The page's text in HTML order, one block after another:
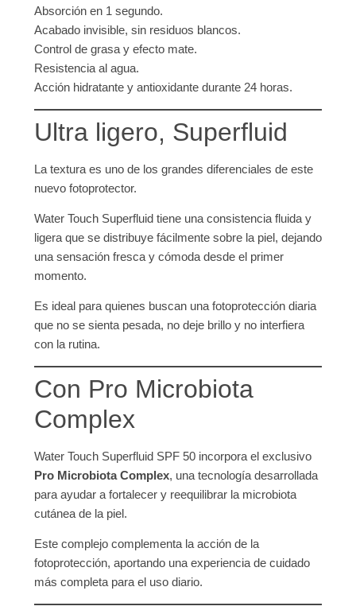
Absorción en 1 segundo.
Acabado invisible, sin residuos blancos.
Control de grasa y efecto mate.
Resistencia al agua.
Acción hidratante y antioxidante durante 24 horas.
Ultra ligero, Superfluid
La textura es uno de los grandes diferenciales de este
nuevo fotoprotector.
Water Touch Superfluid tiene una consistencia fluida y
ligera que se distribuye fácilmente sobre la piel, dejando
una sensación fresca y cómoda desde el primer
momento.
Es ideal para quienes buscan una fotoprotección diaria
que no se sienta pesada, no deje brillo y no interfiera
con la rutina.
Con Pro Microbiota
Complex
Water Touch Superfluid SPF 50 incorpora el exclusivo
Pro Microbiota Complex, una tecnología desarrollada
para ayudar a fortalecer y reequilibrar la microbiota
cutánea de la piel.
Este complejo complementa la acción de la
fotoprotección, aportando una experiencia de cuidado
más completa para el uso diario.